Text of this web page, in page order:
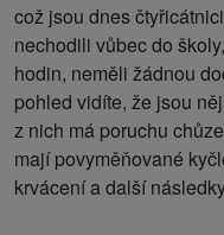
což jsou dnes
nechodili vůbec do
hodin, neměli žádnou
pohled vidíte, že jsou
z nich má poruchu
mají povyměňované
krvácení a další